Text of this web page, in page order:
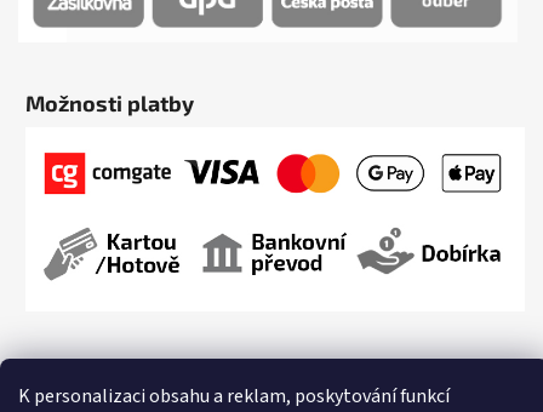
K personalizaci obsahu a reklam, poskytování funkcí
Možnosti platby